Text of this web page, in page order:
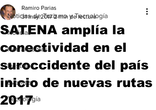
Noticias de Turismo y Tecnología
Noticias
Herramientas
Destinos
Eventos
Tecnología
SATENA amplía la
conectividad en el
suroccidente del país
inicio de nuevas rutas
2017
Ramiro Parias
31 may 2017 2 min de lectura